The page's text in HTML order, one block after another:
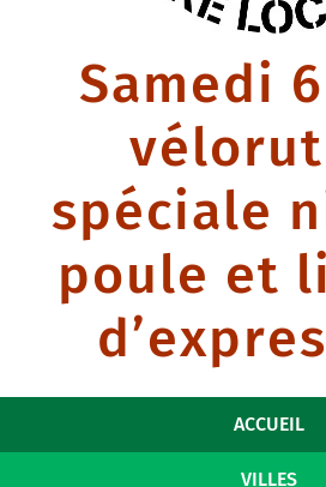
Samedi
spéciale
poule et
ACCUEIL
VILLES